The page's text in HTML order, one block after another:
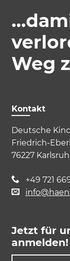
Weg
Kontakt
Deutsche
Friedrich-
76227
+49 721
Jetzt für
anmelden!